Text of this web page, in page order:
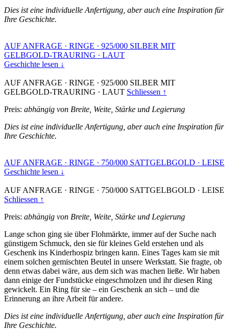
Dies ist eine individuelle Anfertigung, aber auch eine Inspiration für
Ihre Geschichte.
AUF ANFRAGE · RINGE · 925/000 SILBER MIT
GELBGOLD-TRAURING · LAUT
Geschichte lesen ↓
AUF ANFRAGE · RINGE · 925/000 SILBER MIT
GELBGOLD-TRAURING · LAUT Schliessen ↑
Preis: abhängig von Breite, Weite, Stärke und Legierung
Dies ist eine individuelle Anfertigung, aber auch eine Inspiration für
Ihre Geschichte.
AUF ANFRAGE · RINGE · 750/000 SATTGELBGOLD · LEISE
Geschichte lesen ↓
AUF ANFRAGE · RINGE · 750/000 SATTGELBGOLD · LEISE
Schliessen ↑
Preis: abhängig von Breite, Weite, Stärke und Legierung
Lange schon ging sie über Flohmärkte, immer auf der Suche nach
günstigem Schmuck, den sie für kleines Geld erstehen und als
Geschenk ins Kinderhospiz bringen kann. Eines Tages kam sie mit
einem solchen gemischten Beutel in unsere Werkstatt. Sie fragte, ob
denn etwas dabei wäre, aus dem sich was machen ließe. Wir haben
dann einige der Fundstücke eingeschmolzen und ihr diesen Ring
gewickelt. Ein Ring für sie – ein Geschenk an sich – und die
Erinnerung an ihre Arbeit für andere.
Dies ist eine individuelle Anfertigung, aber auch eine Inspiration für
Ihre Geschichte.